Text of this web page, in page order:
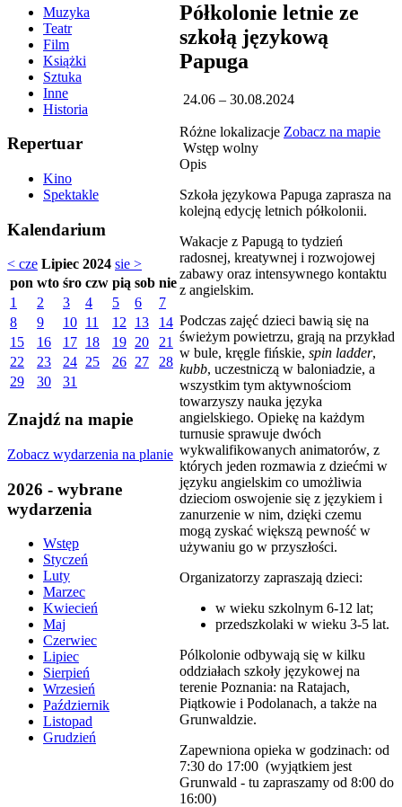
Muzyka
Teatr
Film
Książki
Sztuka
Inne
Historia
Repertuar
Kino
Spektakle
Kalendarium
< cze Lipiec 2024 sie >
pon wto śro czw pią sob nie
1
2 3 4 5 6
7
8
9 10 11 12 13
14
15
16 17 18 19 20
21
22
23 24 25 26 27
28
29
30 31
Znajdź na mapie
Zobacz wydarzenia na planie
2026 - wybrane
wydarzenia
Wstęp
Styczeń
Luty
Marzec
Kwiecień
Maj
Czerwiec
Lipiec
Sierpień
Wrzesień
Październik
Listopad
Grudzień
Półkolonie letnie ze
szkołą językową
Papuga
24.06 – 30.08.2024
Różne lokalizacje Zobacz na mapie
Wstęp wolny
Opis
Szkoła językowa Papuga zaprasza na
kolejną edycję letnich półkolonii.
Wakacje z Papugą to tydzień
radosnej, kreatywnej i rozwojowej
zabawy oraz intensywnego kontaktu
z angielskim.
Podczas zajęć dzieci bawią się na
świeżym powietrzu, grają na przykład
w bule, kręgle fińskie, spin ladder,
kubb, uczestniczą w baloniadzie, a
wszystkim tym aktywnościom
towarzyszy nauka języka
angielskiego. Opiekę na każdym
turnusie sprawuje dwóch
wykwalifikowanych animatorów, z
których jeden rozmawia z dziećmi w
języku angielskim co umożliwia
dzieciom oswojenie się z językiem i
zanurzenie w nim, dzięki czemu
mogą zyskać większą pewność w
używaniu go w przyszłości.
Organizatorzy zapraszają dzieci:
w wieku szkolnym 6-12 lat;
przedszkolaki w wieku 3-5 lat.
Pólkolonie odbywają się w kilku
oddziałach szkoły językowej na
terenie Poznania: na Ratajach,
Piątkowie i Podolanach, a także na
Grunwaldzie.
Zapewniona opieka w godzinach: od
7:30 do 17:00 (wyjątkiem jest
Grunwald - tu zapraszamy od 8:00 do
16:00)